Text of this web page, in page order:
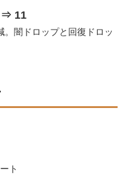
⇒ 11
。闇ドロップと回復ドロッ
ト